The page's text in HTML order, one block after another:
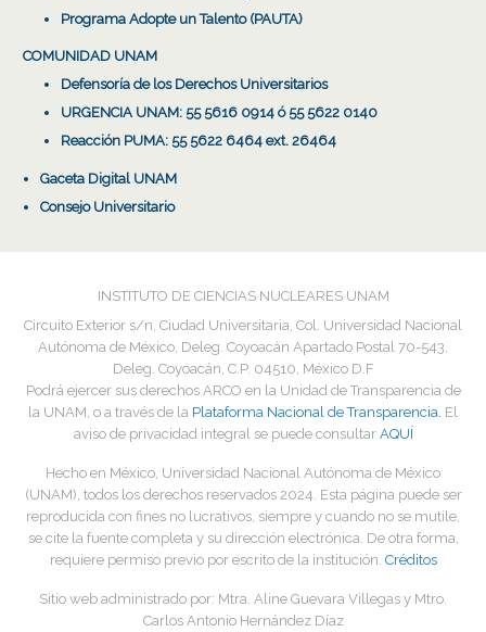
Programa Adopte un Talento (PAUTA)
COMUNIDAD UNAM
Defensoría de los Derechos Universitarios
URGENCIA UNAM: 55 5616 0914 ó 55 5622 0140
Reacción PUMA: 55 5622 6464 ext. 26464
Gaceta Digital UNAM
Consejo Universitario
INSTITUTO DE CIENCIAS NUCLEARES UNAM
Circuito Exterior s/n, Ciudad Universitaria, Col. Universidad Nacional
Autónoma de México, Deleg. Coyoacán Apartado Postal 70-543,
Deleg. Coyoacán, C.P. 04510, México D.F
Podrá ejercer sus derechos ARCO en la Unidad de Transparencia de
la UNAM, o a través de la Plataforma Nacional de Transparencia. El
aviso de privacidad integral se puede consultar AQUÍ
Hecho en México, Universidad Nacional Autónoma de México
(UNAM), todos los derechos reservados 2024 . Esta página puede ser
reproducida con fines no lucrativos, siempre y cuando no se mutile,
se cite la fuente completa y su dirección electrónica. De otra forma,
requiere permiso previo por escrito de la institución. Créditos
Sitio web administrado por: Mtra. Aline Guevara Villegas y Mtro.
Carlos Antonio Hernández Díaz